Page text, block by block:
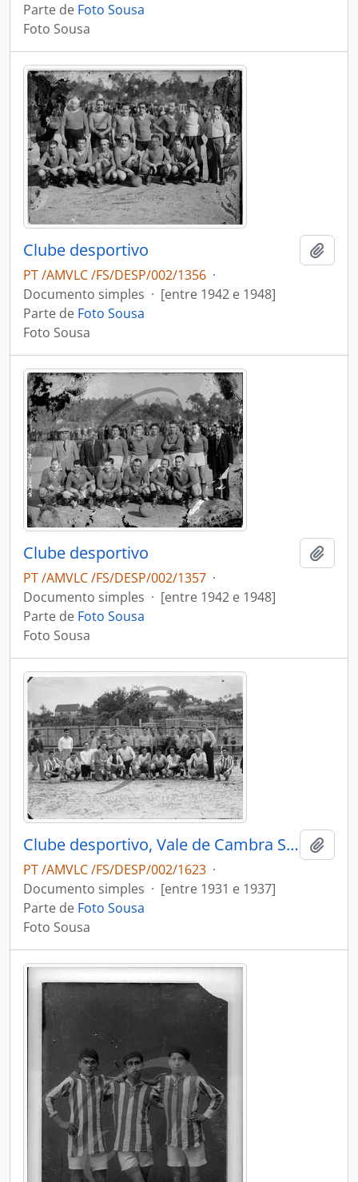
Parte de Foto Sousa
Foto Sousa
Clube desportivo
PT /AMVLC /FS/DESP/002/1356 ·
Documento simples · [entre 1942 e 1948]
Parte de Foto Sousa
Foto Sousa
Clube desportivo
PT /AMVLC /FS/DESP/002/1357 ·
Documento simples · [entre 1942 e 1948]
Parte de Foto Sousa
Foto Sousa
Clube desportivo, Vale de Cambra Sport Club
PT /AMVLC /FS/DESP/002/1623 ·
Documento simples · [entre 1931 e 1937]
Parte de Foto Sousa
Foto Sousa